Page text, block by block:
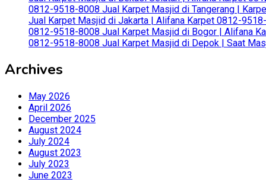
0812-9518-8008 Jual Karpet Masjid di Tangerang |
Jual Karpet Masjid di Jakarta | Alifana Karpet 0812-
0812-9518-8008 Jual Karpet Masjid di Bogor | Alifana
0812-9518-8008 Jual Karpet Masjid di Depok | Saat
Archives
May 2026
April 2026
December 2025
August 2024
July 2024
August 2023
July 2023
June 2023